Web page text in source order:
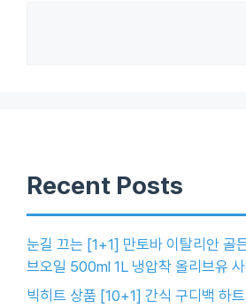
Recent Posts
눈길 끄는 [1+1] 만토바 이탈리안 골
브오일 500ml 1L 냉압착 올리브유
빅히트 상품 [10+1] 간식 구디백 하